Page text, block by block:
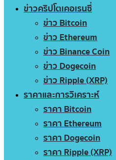
ข่าวคริปโตเคอเรนซี่
ข่าว Bitcoin
ข่าว Ethereum
ข่าว Binance Coin
ข่าว Dogecoin
ข่าว Ripple (XRP)
ราคาและการวิเคราะห์
ราคา Bitcoin
ราคา Ethereum
ราคา Dogecoin
ราคา Ripple (XRP)